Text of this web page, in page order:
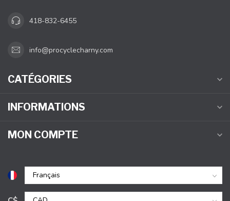
418-832-6455
info@procyclecharny.com
CATÉGORIES
INFORMATIONS
MON COMPTE